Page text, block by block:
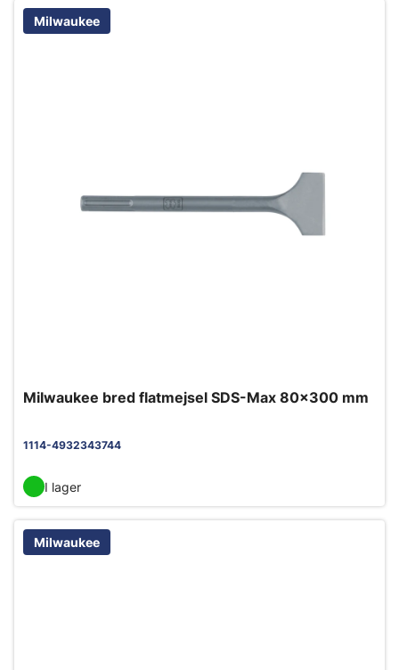
Milwaukee
Milwaukee bred flatmejsel SDS-Max 80x300 mm
1114-4932343744
I lager
Milwaukee